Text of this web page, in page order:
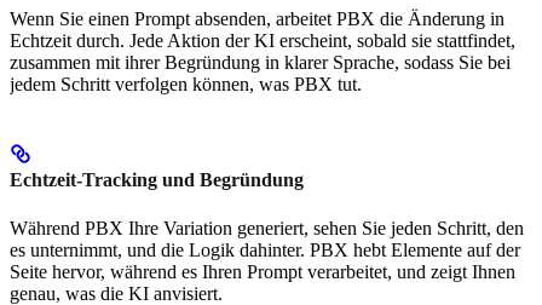
Wenn Sie einen Prompt absenden, arbeitet PBX die Änderung in
Echtzeit durch. Jede Aktion der KI erscheint, sobald sie stattfindet,
zusammen mit ihrer Begründung in klarer Sprache, sodass Sie bei
jedem Schritt verfolgen können, was PBX tut.
Echtzeit-Tracking und Begründung
Während PBX Ihre Variation generiert, sehen Sie jeden Schritt, den
es unternimmt, und die Logik dahinter. PBX hebt Elemente auf der
Seite hervor, während es Ihren Prompt verarbeitet, und zeigt Ihnen
genau, was die KI anvisiert.